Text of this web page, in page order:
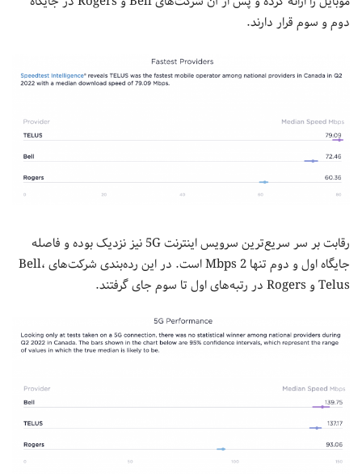
دوم و سوم قرار دارند.
رقابت بر سر سریع‌ترین سرویس اینترنت 5G نیز نزدیک بوده و فاصله
جایگاه اول و دوم تنها 2 Mbps است. در این رده‌بندی شرکت‌های Bell،
Telus و Rogers در رتبه‌های اول تا سوم جای گرفتند.